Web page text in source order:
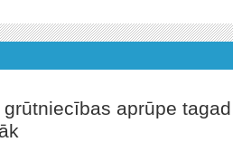
aprūpe tagad